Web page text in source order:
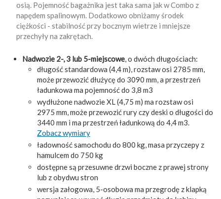
osią. Pojemność bagażnika jest taka sama jak w Combo z
napędem spalinowym. Dodatkowo obniżamy środek
ciężkości - stabilność przy bocznym wietrze i mniejsze
przechyły na zakrętach.
Nadwozie 2-, 3 lub 5-miejscowe, o dwóch długościach:
długość standardowa (4,4 m), rozstaw osi 2785 mm,
może przewozić dłużycę do 3090 mm, a przestrzeń
ładunkowa ma pojemność do 3,8 m3
wydłużone nadwozie XL (4,75 m) ma rozstaw osi
2975 mm, może przewozić rury czy deski o długości do
3440 mm i ma przestrzeń ładunkową do 4,4 m3.
Zobacz wymiary
ładowność samochodu do 800 kg, masa przyczepy z
hamulcem do 750 kg
dostępne są przesuwne drzwi boczne z prawej strony
lub z obydwu stron
wersja załogowa, 5-osobowa ma przegrodę z klapką